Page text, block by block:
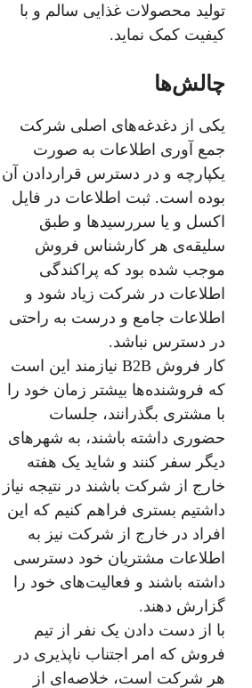
تولید محصولات غذایی سالم و با
کیفیت کمک نماید.
چالش‌ها
یکی از دغدغه‌های اصلی شرکت
جمع آوری اطلاعات به صورت
یکپارچه و در دسترس قراردادن آن
بوده است. ثبت اطلاعات در فایل
اکسل و یا سررسید‌ها و طبق
سلیقه‌ی هر کارشناس فروش
موجب شده بود که پراکندگی
اطلاعات در شرکت زیاد شود و
اطلاعات جامع و درست به راحتی
در دسترس نباشد.
کار فروش B2B نیازمند این است
که فروشنده‌ها بیشتر زمان خود را
با مشتری بگذرانند، جلسات
حضوری داشته باشند، به شهر‌های
دیگر سفر کنند و شاید یک هفته
خارج از شرکت باشند در نتیجه نیاز
داشتیم بستری فراهم کنیم که این
افراد در خارج از شرکت نیز به
اطلاعات مشتریان خود دسترسی
داشته باشند و فعالیت‌های خود را
گزارش دهند.
با از دست دادن یک نفر از تیم
فروش که امر اجتناب ناپذیری در
هر شرکت است، خلاصه‌ای از